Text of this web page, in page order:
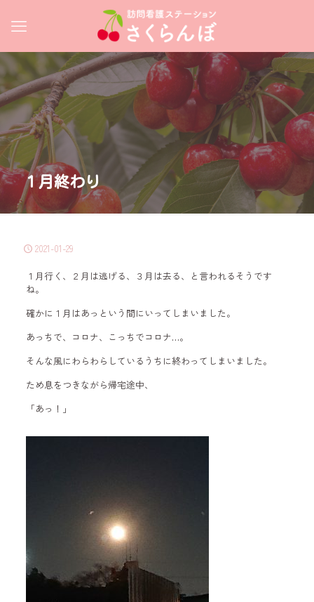
１月終わり
2021-01-29
１月行く、２月は逃げる、３月は去る、と言われるそうです
ね。
確かに１月はあっという間にいってしまいました。
あっちで、コロナ、こっちでコロナ…。
そんな風にわらわらしているうちに終わってしまいました。
ため息をつきながら帰宅途中、
「あっ！」